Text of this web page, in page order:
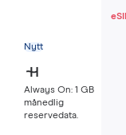
Nytt
Always On: 1 GB
månedlig
reservedata.